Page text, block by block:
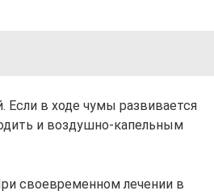
Если в ходе чумы развивается
и воздушно-капельным
своевременном лечении в